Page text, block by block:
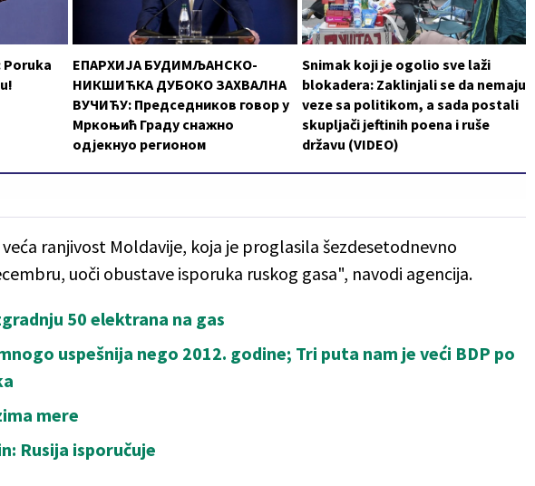
Poruka
ЕПАРХИЈА БУДИМЉАНСКО-
НИКШИЋКА ДУБОКО ЗАХВАЛНА
ВУЧИЋУ: Председников говор у
Мркоњић Граду снажно
одјекнуо регионом
Snimak koji je ogolio sve laži
blokadera: Zaklinjali se da nemaju
veze sa politikom, a sada postali
skupljači jeftinih poena i ruše
državu (VIDEO)
ranjivost Moldavije, koja je proglasila šezdesetodnevno
uoči obustave isporuka ruskog gasa", navodi agencija.
50 elektrana na gas
uspešnija nego 2012. godine; Tri puta nam je veći BDP po
mere
Rusija isporučuje